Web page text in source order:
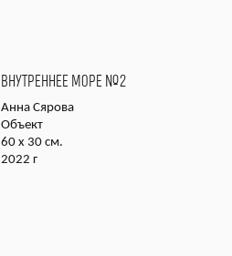
ВНУТРЕННЕЕ МОРЕ №2
Анна Сярова
Объект
60 х 30 см.
2022 г